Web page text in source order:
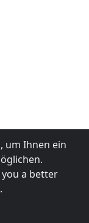
um Ihnen ein
a better